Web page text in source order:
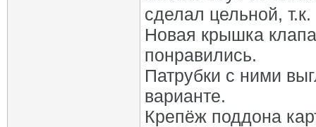
сделал цельной,
Новая крышка
понравились.
Патрубки с ними
варианте.
Крепёж поддона